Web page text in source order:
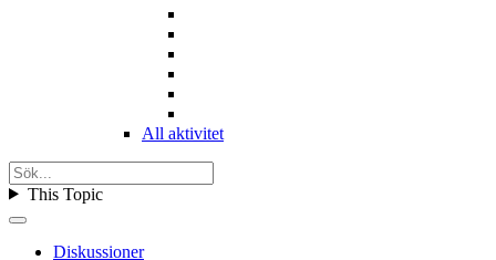
All aktivitet
This Topic
Diskussioner